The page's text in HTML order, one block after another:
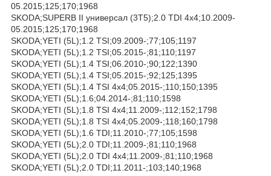
05.2015;125;170;1968
SKODA;SUPERB II универсал (3T5);2.0 TDI 4x4;10.2009-
05.2015;125;170;1968
SKODA;YETI (5L);1.2 TSI;09.2009-;77;105;1197
SKODA;YETI (5L);1.2 TSI;05.2015-;81;110;1197
SKODA;YETI (5L);1.4 TSI;06.2010-;90;122;1390
SKODA;YETI (5L);1.4 TSI;05.2015-;92;125;1395
SKODA;YETI (5L);1.4 TSI 4x4;05.2015-;110;150;1395
SKODA;YETI (5L);1.6;04.2014-;81;110;1598
SKODA;YETI (5L);1.8 TSI 4x4;11.2009-;112;152;1798
SKODA;YETI (5L);1.8 TSI 4x4;05.2009-;118;160;1798
SKODA;YETI (5L);1.6 TDI;11.2010-;77;105;1598
SKODA;YETI (5L);2.0 TDI;11.2009-;81;110;1968
SKODA;YETI (5L);2.0 TDI 4x4;11.2009-;81;110;1968
SKODA;YETI (5L);2.0 TDI;11.2011-;103;140;1968